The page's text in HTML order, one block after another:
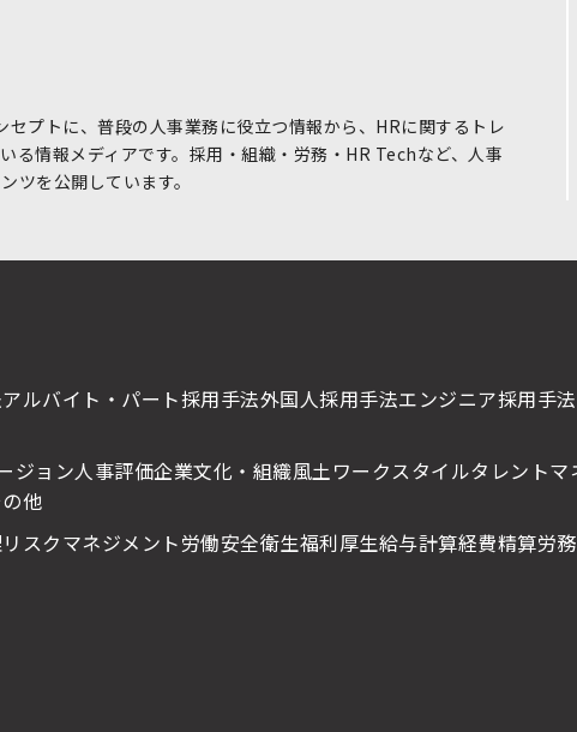
プトに、普段の人事業務に役立つ情報から、HRに関するトレ
る情報メディアです。採用・組織・労務・HR Techなど、人事
ツを公開しています。
アルバイト・パート採用手法外国人採用手法エンジニア採用手法
ジョン人事評価企業文化・組織風土 ワークスタイルタレントマ
他
リスクマネジメント労働安全衛生福利厚生給与計算経費精算労